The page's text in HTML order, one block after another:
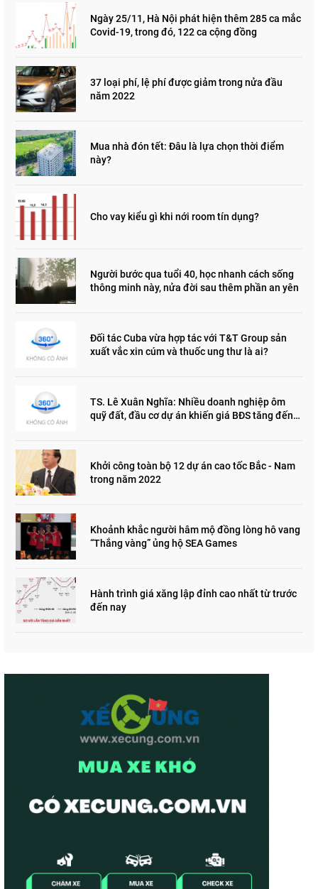
Ngày 25/11, Hà Nội phát hiện thêm 285 ca mắc
Covid-19, trong đó, 122 ca cộng đồng
37 loại phí, lệ phí được giảm trong nửa đầu
năm 2022
Mua nhà đón tết: Đâu là lựa chọn thời điểm
này?
Cho vay kiểu gì khi nới room tín dụng?
Người bước qua tuổi 40, học nhanh cách sống
thông minh này, nửa đời sau thêm phần an yên
Đối tác Cuba vừa hợp tác với T&T Group sản
xuất vắc xin cúm và thuốc ung thư là ai?
TS. Lê Xuân Nghĩa: Nhiều doanh nghiệp ôm
quỹ đất, đầu cơ dự án khiến giá BĐS tăng đến
Khởi công toàn bộ 12 dự án cao tốc Bắc - Nam
trong năm 2022
Khoảnh khắc người hâm mộ đồng lòng hô vang
“Thắng vàng” ủng hộ SEA Games
Hành trình giá xăng lập đỉnh cao nhất từ trước
đến nay